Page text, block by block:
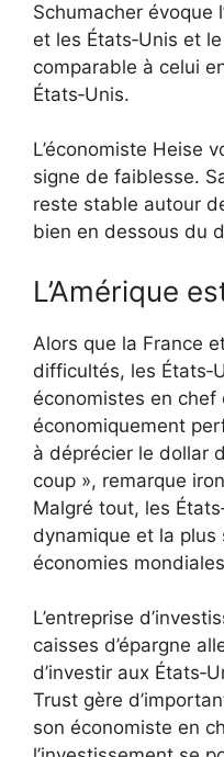
Schumacher évoque
et les États‑Unis et
comparable à celui
États‑Unis.
L’économiste Heise
signe de faiblesse.
reste stable autour
bien en dessous du
L’Amérique
Alors que la France
difficultés, les
économistes en chef
économiquement
à déprécier le dollar
coup », remarque
Malgré tout, les
dynamique et la
économies
L’entreprise
caisses d’épargne
d’investir aux
Trust gère
son économiste en